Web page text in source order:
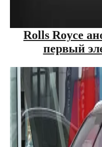
Rolls Royce
первый